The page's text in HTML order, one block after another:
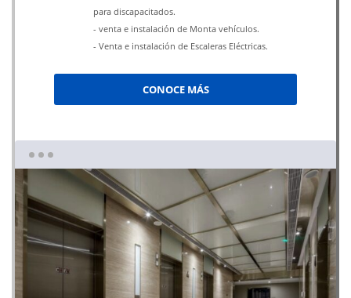
para discapacitados.
- venta e instalación de Monta vehículos.
- Venta e instalación de Escaleras Eléctricas.
CONOCE MÁS